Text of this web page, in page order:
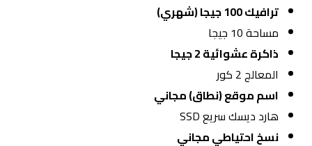
ترافيك 100 جيجا (شهري)
مساحة 10 جيجا
ذاكرة عشوائية 2 جيجا
المعالج 2 كور
اسم موقع (نطاق) مجاني
هارد ديسك سريع SSD
نسخ احتياطي مجاني